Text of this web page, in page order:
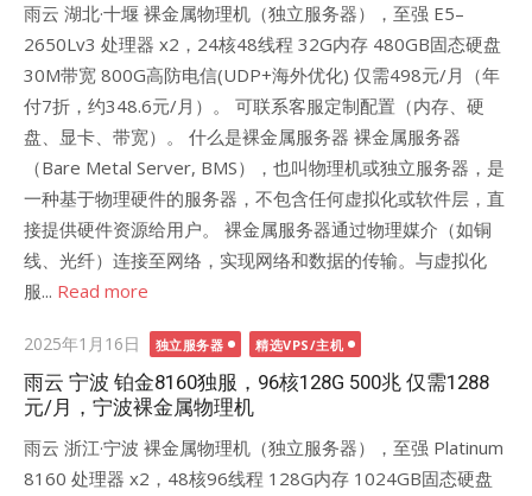
雨云 湖北·十堰 裸金属物理机（独立服务器），至强 E5–
2650Lv3 处理器 x2，24核48线程 32G内存 480GB固态硬盘
30M带宽 800G高防电信(UDP+海外优化) 仅需498元/月（年
付7折，约348.6元/月）。 可联系客服定制配置（内存、硬
盘、显卡、带宽）。 什么是裸金属服务器 ‌‌裸金属服务器
（Bare Metal Server, ‌BMS），也叫物理机或独立服务器，是
一种基于物理硬件的服务器，不包含任何虚拟化或软件层，直
接提供硬件资源给用户。‌ 裸金属服务器通过物理媒介（如铜
线、光纤）连接至网络，实现网络和数据的传输。与虚拟化
服... Read more
Posted
on
2025年1月16日 独立服务器 精选VPS/主机
雨云 宁波 铂金8160独服，96核128G 500兆 仅需1288
元/月，宁波裸金属物理机
雨云 浙江·宁波 裸金属物理机（独立服务器），至强 Platinum
8160 处理器 x2，48核96线程 128G内存 1024GB固态硬盘